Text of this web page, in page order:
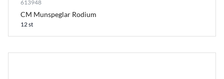
613948
CM Munspeglar Rodium
12 st